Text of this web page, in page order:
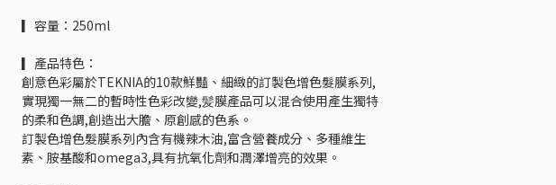
▎容量：250ml
▎產品特色：
創意色彩屬於TEKNIA的10款鮮豔、細緻的訂製色增色髮膜系列,
實現獨一無二的暫時性色彩改變,髪膜產品可以混合使用產生獨特
的柔和色調,創造出大膽、原創感的色系。
訂製色增色髮膜系列內含有機辣木油,富含營養成分、多種維生
素、胺基酸和omega3,具有抗氧化劑和潤澤增亮的效果。